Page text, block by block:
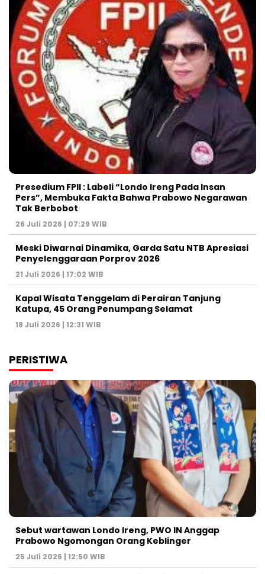
Presedium FPII : Labeli “Londo Ireng Pada Insan
Pers”, Membuka Fakta Bahwa Prabowo Negarawan
Tak Berbobot
26 Juli 2026 | 07:29 WIB
Meski Diwarnai Dinamika, Garda Satu NTB Apresiasi
Penyelenggaraan Porprov 2026 ‎
21 Juli 2026 | 17:02 WIB
Kapal Wisata Tenggelam di Perairan Tanjung
Katupa, 45 Orang Penumpang Selamat
18 Juli 2026 | 12:31 WIB
PERISTIWA
Sebut wartawan Londo Ireng, PWO IN Anggap
Prabowo Ngomongan Orang Keblinger
25 Juli 2026 | 12:50 WIB